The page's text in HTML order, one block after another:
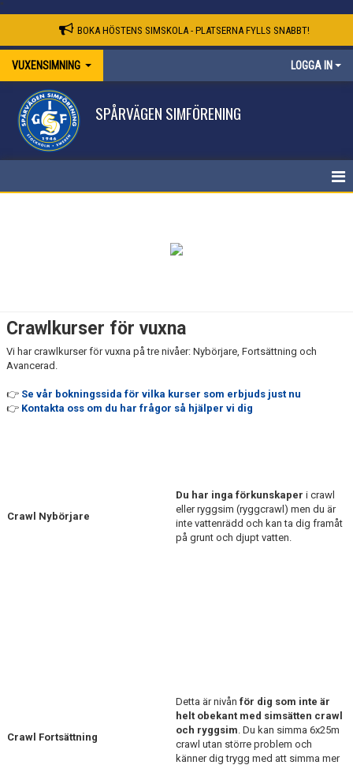
"
BOKA HÖSTENS SIMSKOLA - PLATSERNA FYLLS SNABBT!
VUXENSIMNING LOGGA IN
SPÅRVÄGEN SIMFÖRENING
Crawlkurser för vuxna
Vi har crawlkurser för vuxna på tre nivåer: Nybörjare, Fortsättning och
Avancerad.
👉 Se vår bokningssida för vilka kurser som erbjuds just nu
👉 Kontakta oss om du har frågor så hjälper vi dig
Crawl Nybörjare
Du har inga förkunskaper i crawl
eller ryggsim (ryggcrawl) men du är
inte vattenrädd och kan ta dig framåt
på grunt och djupt vatten.
Crawl Fortsättning
Detta är nivån för dig som inte är
helt obekant med simsätten crawl
och ryggsim. Du kan simma 6x25m
crawl utan större problem och
känner dig trygg med att simma mer